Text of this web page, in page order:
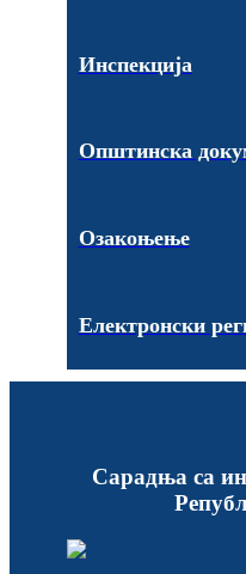
Инспекција
Општинска
Озакоњење
Електронски
Сарадња са